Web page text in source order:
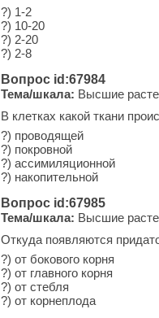
?) 1-2
?) 10-20
?) 2-20
?) 2-8
Вопрос id:67984
Тема/шкала: Высшие
В клетках какой ткани
?) проводящей
?) покровной
?) ассимиляционной
?) накопительной
Вопрос id:67985
Тема/шкала: Высшие
Откуда появляются
?) от бокового корня
?) от главного корня
?) от стебля
?) от корнеплода